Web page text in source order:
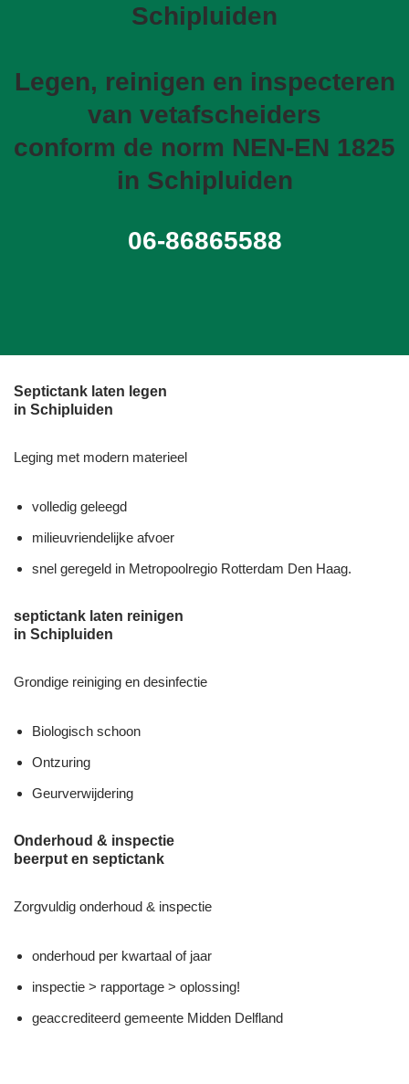
Schipluiden
Legen, reinigen en inspecteren
van vetafscheiders
conform de norm NEN-EN 1825
in Schipluiden
06-86865588
Septictank laten legen
in Schipluiden
Leging met modern materieel
volledig geleegd
milieuvriendelijke afvoer
snel geregeld in Metropoolregio Rotterdam Den Haag.
septictank laten reinigen
in Schipluiden
Grondige reiniging en desinfectie
Biologisch schoon
Ontzuring
Geurverwijdering
Onderhoud & inspectie
beerput en septictank
Zorgvuldig onderhoud & inspectie
onderhoud per kwartaal of jaar
inspectie > rapportage > oplossing!
geaccrediteerd gemeente Midden Delfland